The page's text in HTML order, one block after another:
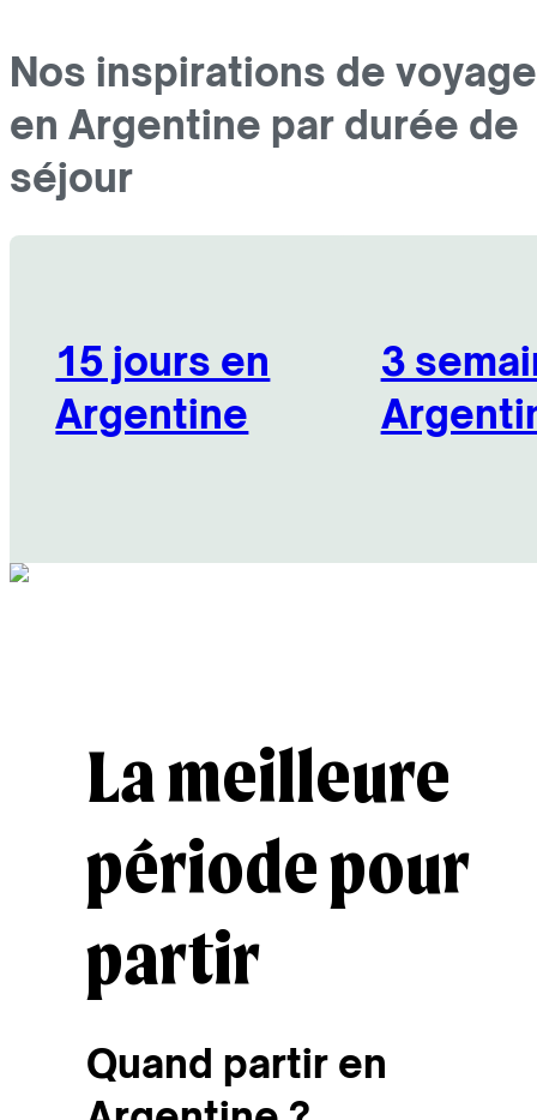
Nos inspirations de voyage
en Argentine par durée de
séjour
15 jours en
Argentine
3
La meilleure
période pour
partir
Quand partir en